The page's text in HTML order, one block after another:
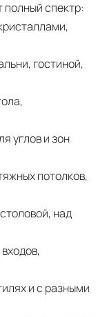
полный спектр:
гостиной,
углов и зон
потолков,
над
и с разными